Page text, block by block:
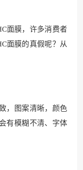
面膜，许多消费者
面膜的真假呢？从
，图案清晰，颜色
有模糊不清、字体